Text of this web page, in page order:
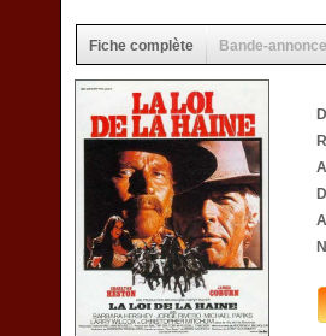
Fiche complète Bande-annonce